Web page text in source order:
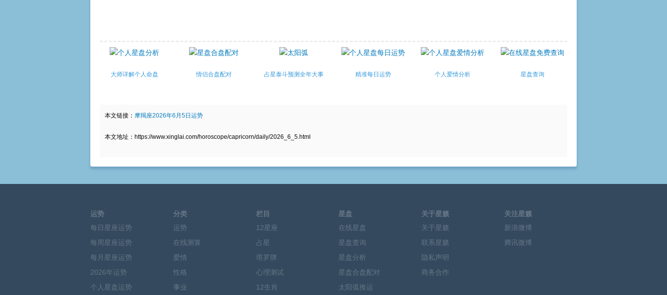
大师详解个人命盘 情侣合盘配对 占星泰斗预测全年大事 精准每日运势 个人爱情分析 星盘查询
本文链接： 摩羯座2026年6月5日运势
本文地址：https://www.xinglai.com/horoscope/capricorn/daily/2026_6_5.html
运势
每日星座运势
每周星座运势
每月星座运势
2026年运势
个人星盘运势
分类
运势
在线测算
爱情
性格
事业
栏目
12星座
占星
塔罗牌
心理测试
12生肖
星盘
在线星盘
星盘查询
星盘分析
星盘合盘配对
太阳弧推运
关于星籁
关于星籁
联系星籁
隐私声明
商务合作
关注星籁
新浪微博
腾讯微博